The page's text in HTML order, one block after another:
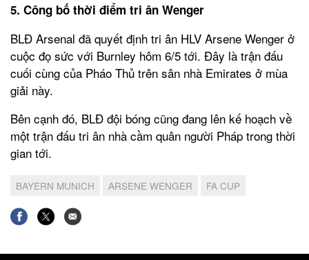
5. Công bố thời điểm tri ân Wenger
BLĐ Arsenal đã quyết định tri ân HLV Arsene Wenger ở
cuộc đọ sức với Burnley hôm 6/5 tới. Đây là trận đấu
cuối cùng của Pháo Thủ trên sân nhà Emirates ở mùa
giải này.
Bên cạnh đó, BLĐ đội bóng cũng đang lên kế hoạch về
một trận đấu tri ân nhà cầm quân người Pháp trong thời
gian tới.
BAYERN MUNICH ARSENE WENGER FA CUP